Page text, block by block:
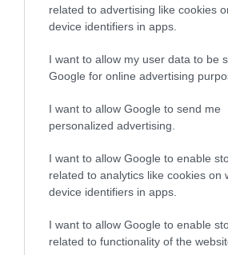
related to advertising like cookies
device identifiers in apps.
I want to allow my user data to be
Google for online advertising
I want to allow Google to send me
personalized advertising.
I want to allow Google to enable
related to analytics like cookies on
device identifiers in apps.
I want to allow Google to enable
related to functionality of the